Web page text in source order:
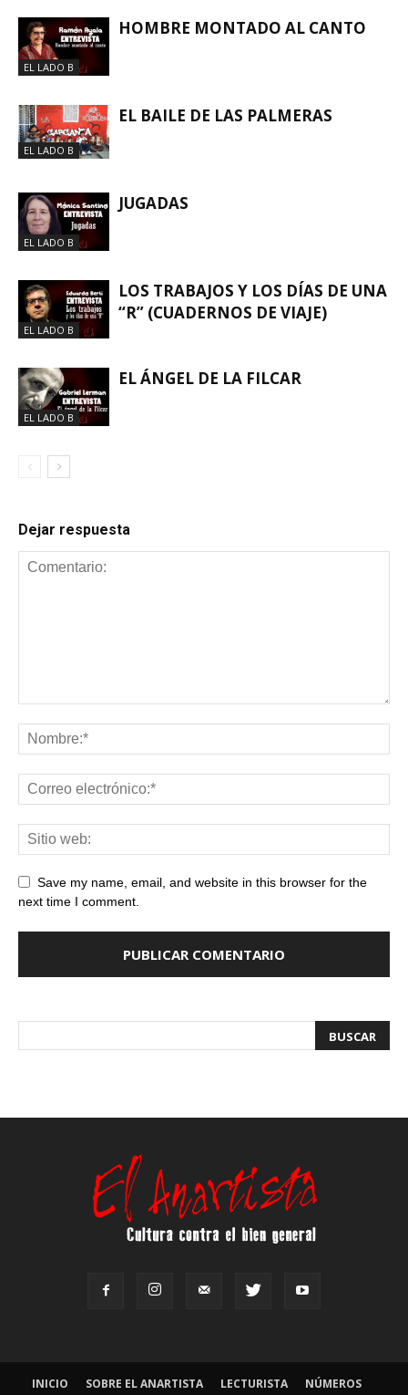
EL LADO B
HOMBRE MONTADO AL CANTO
EL LADO B
EL BAILE DE LAS PALMERAS
EL LADO B
JUGADAS
EL LADO B
LOS TRABAJOS Y LOS DÍAS DE UNA
“R” (CUADERNOS DE VIAJE)
EL LADO B
EL ÁNGEL DE LA FILCAR
Dejar respuesta
Save my name, email, and website in this browser for the
next time I comment.
INICIO SOBRE EL ANARTISTA LECTURISTA NÚMEROS